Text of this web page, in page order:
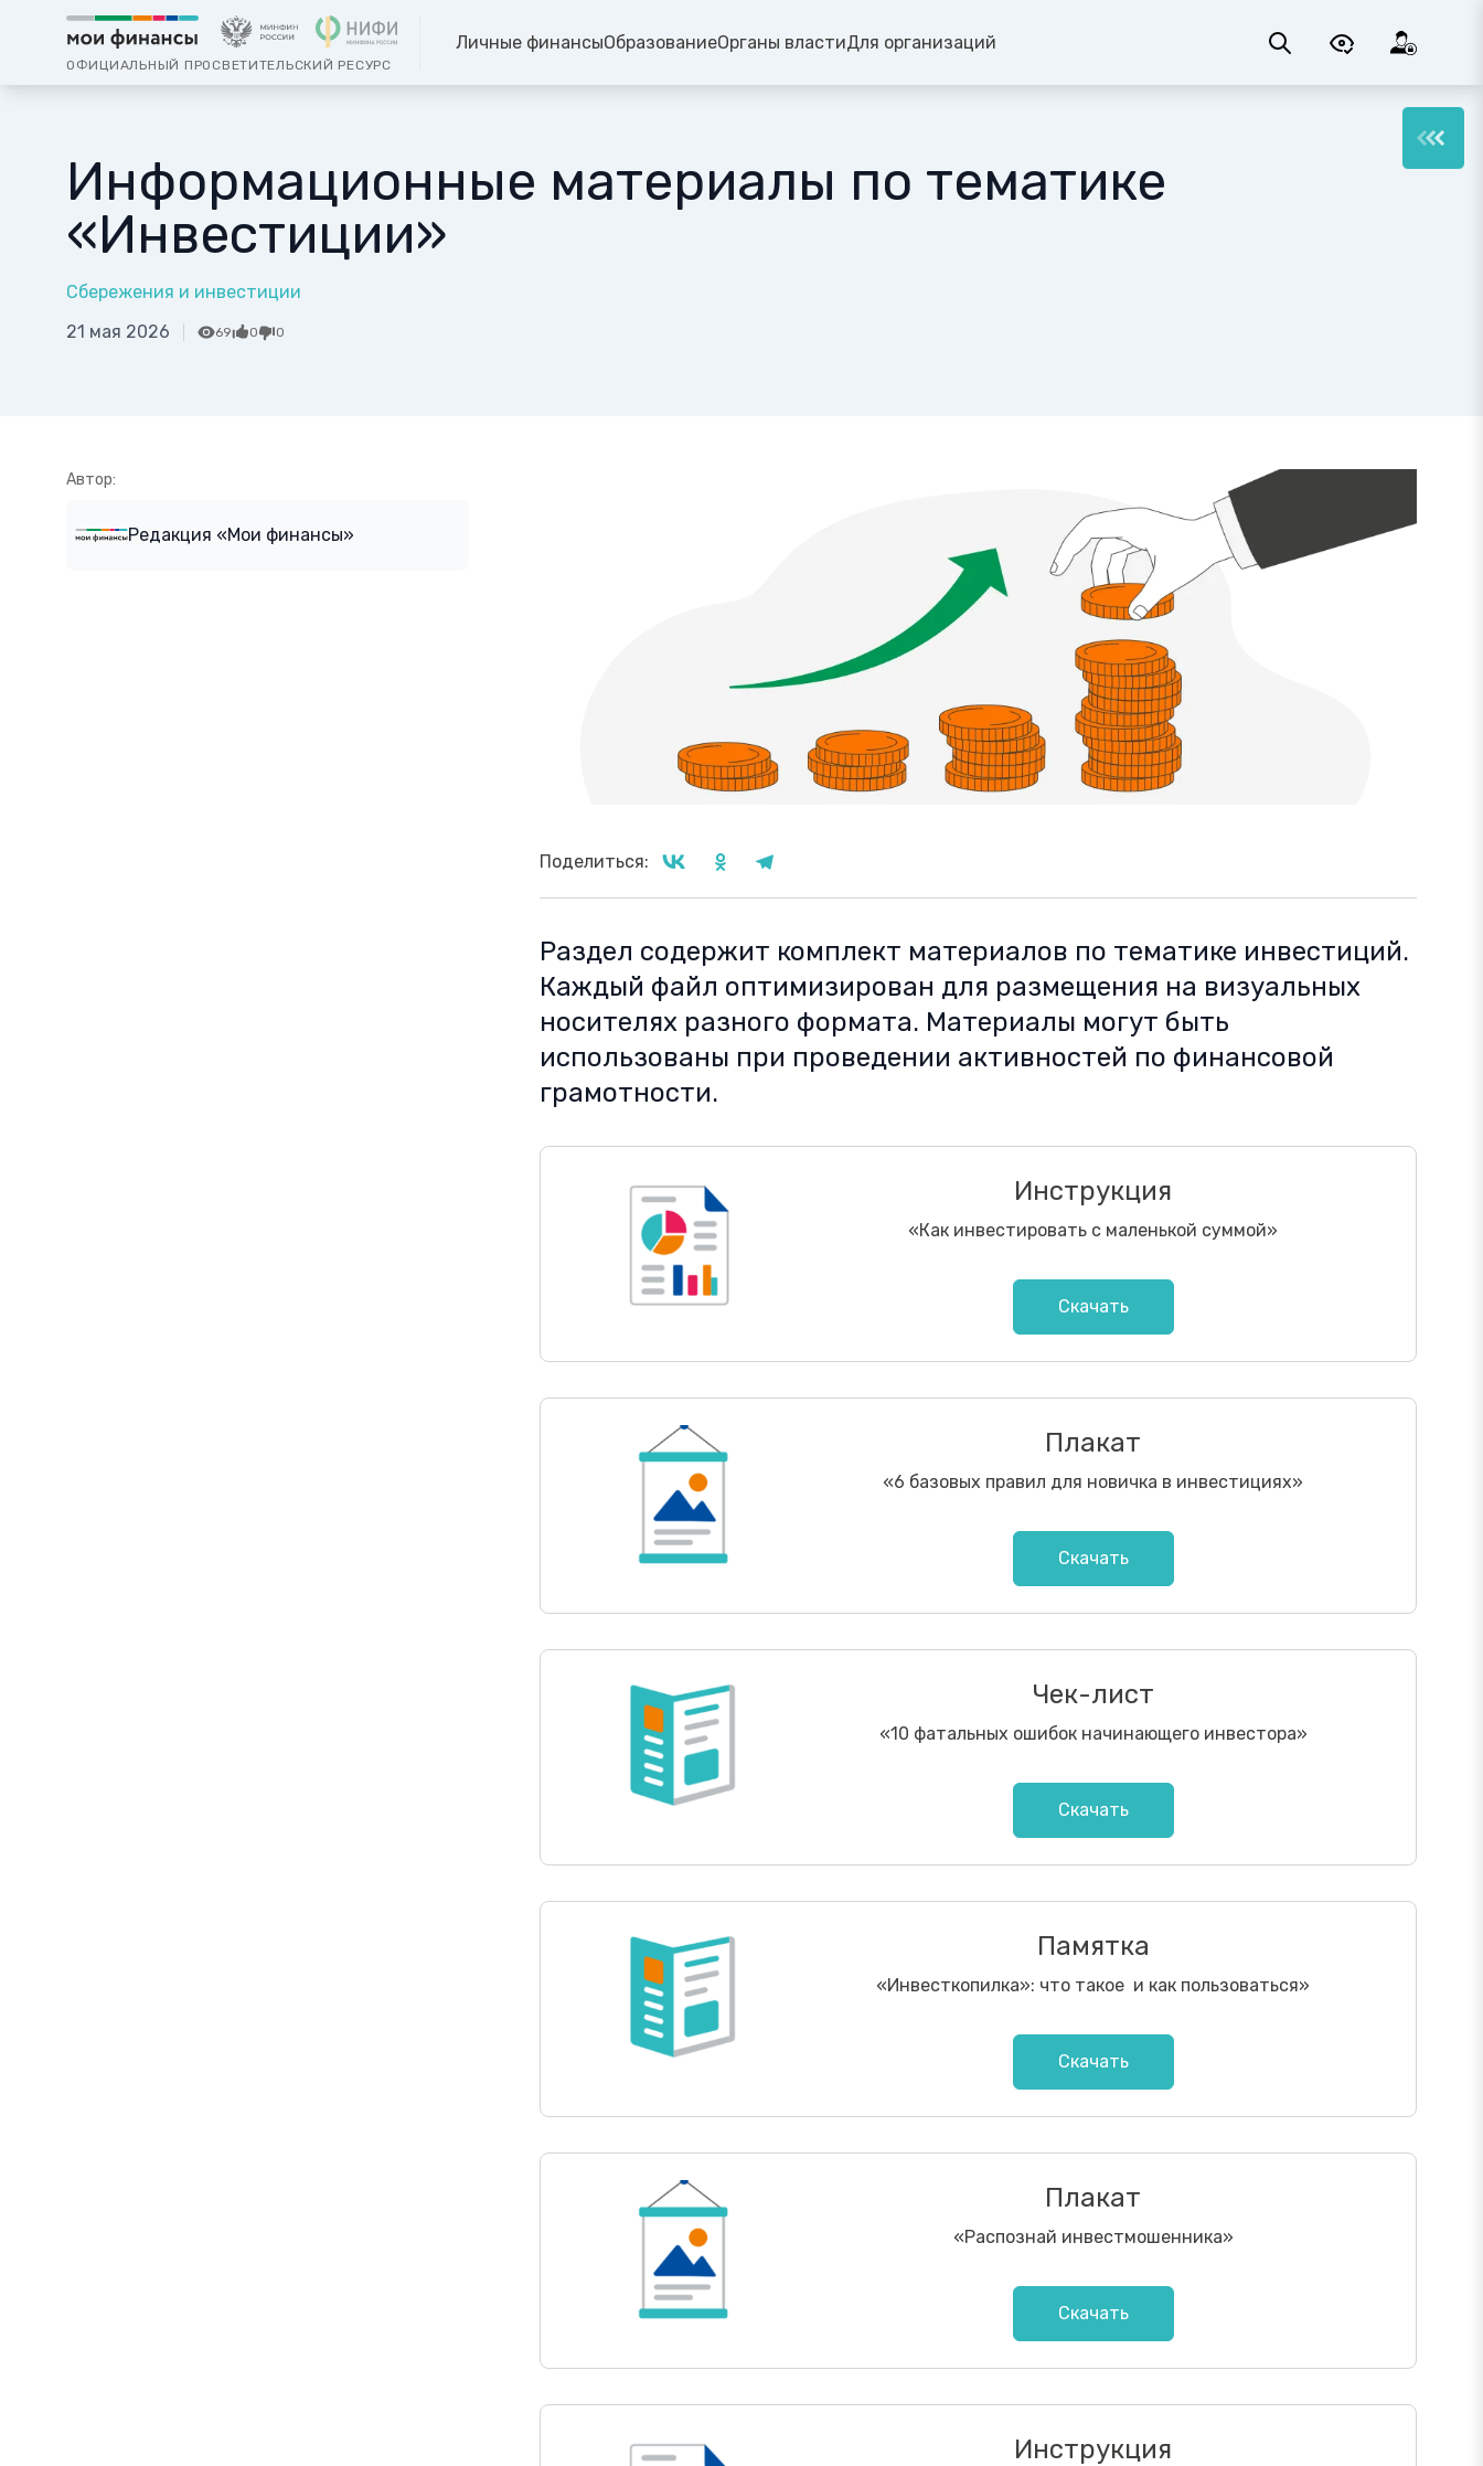
ОФИЦИАЛЬНЫЙ ПРОСВЕТИТЕЛЬСКИЙ РЕСУРС
Личные финансыОбразованиеОрганы властиДля организаций
Информационные материалы по тематике
«Инвестиции»
Сбережения и инвестиции
21 мая 2026
69 0 0
Автор:
Редакция «Мои финансы»
Поделиться:
Раздел содержит комплект материалов по тематике инвестиций.
Каждый файл оптимизирован для размещения на визуальных
носителях разного формата. Материалы могут быть
использованы при проведении активностей по финансовой
грамотности.
Инструкция
«Как инвестировать с маленькой суммой»
Скачать
Плакат
«6 базовых правил для новичка в инвестициях»
Скачать
Чек-лист
«10 фатальных ошибок начинающего инвестора»
Скачать
Памятка
«Инвесткопилка»: что такое и как пользоваться»
Скачать
Плакат
«Распознай инвестмошенника»
Скачать
Инструкция